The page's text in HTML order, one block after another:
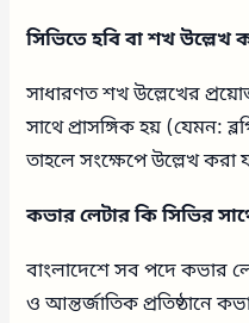
সিভিতে হবি বা শখ উল্লেখ
সাধারণত শখ উল্লেখের
সাথে প্রাসঙ্গিক হয় (যেমন:
তাহলে সংক্ষেপে উল্লেখ করা
কভার লেটার কি সিভির
বাংলাদেশে সব পদে কভার
ও আন্তর্জাতিক প্রতিষ্ঠানে